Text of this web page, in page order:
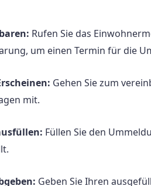
Rufen Sie das
um einen Termin für die
Gehen Sie zum
mit.
Füllen Sie den
Geben Sie Ihren